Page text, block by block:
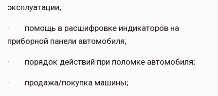
эксплуатации;
· помощь в расшифровке индикаторов на
приборной панели автомобиля;
· порядок действий при поломке автомобиля;
· продажа/покупка машины;